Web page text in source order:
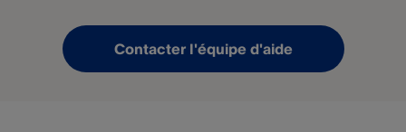
Contacter l'équipe d'aide